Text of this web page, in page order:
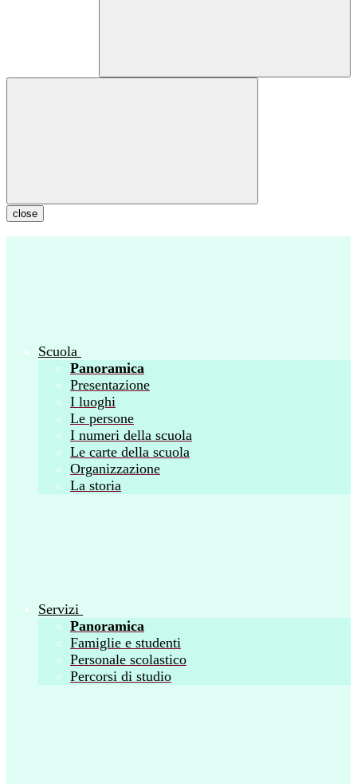
close
Scuola
Panoramica
Presentazione
I luoghi
Le persone
I numeri della scuola
Le carte della scuola
Organizzazione
La storia
Servizi
Panoramica
Famiglie e studenti
Personale scolastico
Percorsi di studio